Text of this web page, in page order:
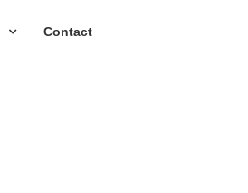
Contact